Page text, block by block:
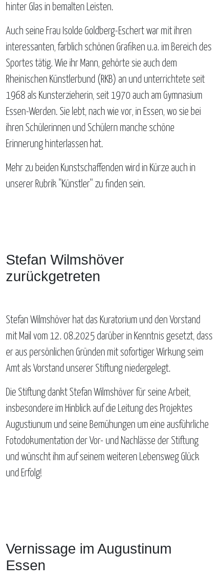
hinter Glas in bemalten Leisten.
Auch seine Frau Isolde Goldberg-Eschert war mit ihren
interessanten, farblich schönen Grafiken u.a. im Bereich des
Sportes tätig. Wie ihr Mann, gehörte sie auch dem
Rheinischen Künstlerbund (RKB) an und unterrichtete seit
1968 als Kunsterzieherin, seit 1970 auch am Gymnasium
Essen-Werden. Sie lebt, nach wie vor, in Essen, wo sie bei
ihren Schülerinnen und Schülern manche schöne
Erinnerung hinterlassen hat.
Mehr zu beiden Kunstschaffenden wird in Kürze auch in
unserer Rubrik "Künstler" zu finden sein.
Stefan Wilmshöver
zurückgetreten
Stefan Wilmshöver hat das Kuratorium und den Vorstand
mit Mail vom 12. 08.2025 darüber in Kenntnis gesetzt, dass
er aus persönlichen Gründen mit sofortiger Wirkung seim
Amt als Vorstand unserer Stiftung niedergelegt.
Die Stiftung dankt Stefan Wilmshöver für seine Arbeit,
insbesondere im Hinblick auf die Leitung des Projektes
Augustiunum und seine Bemühungen um eine ausführliche
Fotodokumentation der Vor- und Nachlässe der Stiftung
und wünscht ihm auf seinem weiteren Lebensweg Glück
und Erfolg!
Vernissage im Augustinum
Essen